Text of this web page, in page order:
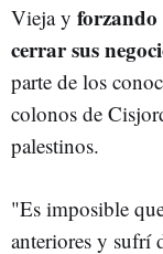
Vieja y forzando
cerrar sus
parte de los
colonos de
palestinos.
"Es imposible
anteriores y sufrí